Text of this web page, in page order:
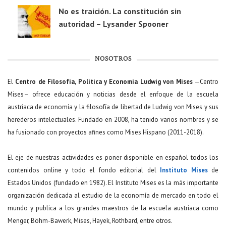
No es traición. La constitución sin
autoridad – Lysander Spooner
NOSOTROS
El Centro de Filosofía, Política y Economía Ludwig von Mises—Centro
Mises— ofrece educación y noticias desde el enfoque de la escuela
austriaca de economía y la filosofía de libertad de Ludwig von Mises y sus
herederos intelectuales. Fundado en 2008, ha tenido varios nombres y se
ha fusionado con proyectos afines como Mises Hispano (2011-2018).
El eje de nuestras actividades es poner disponible en español todos los
contenidos online y todo el fondo editorial del Instituto Misesde
Estados Unidos (fundado en 1982). El Instituto Mises es la más importante
organización dedicada al estudio de la economía de mercado en todo el
mundo y publica a los grandes maestros de la escuela austriaca como
Menger, Böhm-Bawerk, Mises, Hayek, Rothbard, entre otros.